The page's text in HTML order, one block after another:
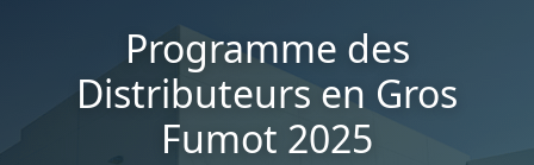
Programme des
Distributeurs en Gros
Fumot 2025